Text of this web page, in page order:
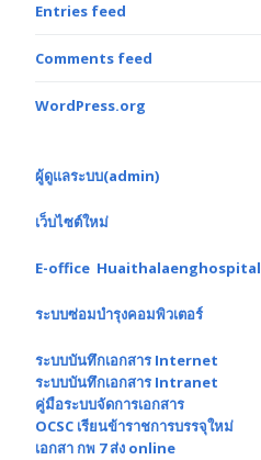
Entries feed
Comments feed
WordPress.org
ผู้ดูแลระบบ(admin)
เว็บไซต์ใหม่
E-office Huaithalaenghospital
ระบบซ่อมบำรุงคอมพิวเตอร์
ระบบบันทึกเอกสาร Internet
ระบบบันทึกเอกสาร Intranet
คู่มือระบบจัดการเอกสาร
OCSC เรียนข้าราชการบรรจุใหม่
เอกสา กพ 7 ส่ง online